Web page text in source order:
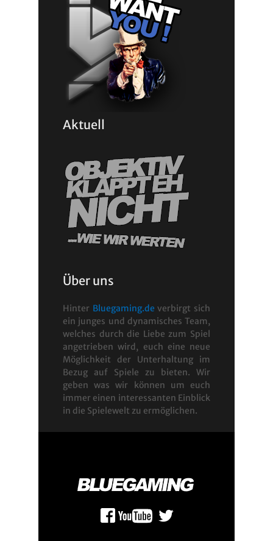
Aktuell
Über uns
Hinter Bluegaming.de verbirgt sich
ein junges und dynamisches Team,
welches durch die Liebe zum Spiel
angetrieben wird, euch eine neue
Möglichkeit der Unterhaltung im
Bezug auf Spiele zu bieten. Wir
geben was wir können um euch
immer einen interessanten Einblick
in die Spielewelt zu ermöglichen.